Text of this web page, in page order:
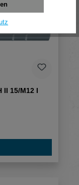
II 15/M12 I